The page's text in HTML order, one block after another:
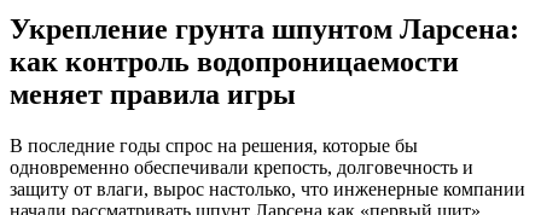
Укрепление грунта шпунтом Ларсена:
как контроль водопроницаемости
меняет правила игры
В последние годы спрос на решения, которые бы
одновременно обеспечивали крепость, долговечность и
защиту от влаги, вырос настолько, что инженерные компании
начали рассматривать шпунт Ларсена как «первый щит»